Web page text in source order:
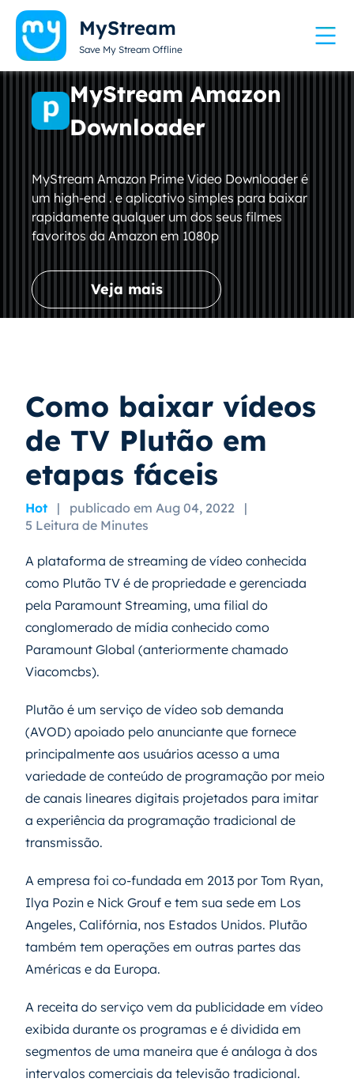
MyStream
Save My Stream Offline
MyStream Amazon
Downloader
MyStream Amazon Prime Video Downloader é
um high-end . e aplicativo simples para baixar
rapidamente qualquer um dos seus filmes
favoritos da Amazon em 1080p
Veja mais
Como baixar vídeos
de TV Plutão em
etapas fáceis
Hot | publicado em Aug 04, 2022
|
5 Leitura de Minutes
A plataforma de streaming de vídeo conhecida
como Plutão TV é de propriedade e gerenciada
pela Paramount Streaming, uma filial do
conglomerado de mídia conhecido como
Paramount Global (anteriormente chamado
Viacomcbs).
Plutão é um serviço de vídeo sob demanda
(AVOD) apoiado pelo anunciante que fornece
principalmente aos usuários acesso a uma
variedade de conteúdo de programação por meio
de canais lineares digitais projetados para imitar
a experiência da programação tradicional de
transmissão.
A empresa foi co-fundada em 2013 por Tom Ryan,
Ilya Pozin e Nick Grouf e tem sua sede em Los
Angeles, Califórnia, nos Estados Unidos. Plutão
também tem operações em outras partes das
Américas e da Europa.
A receita do serviço vem da publicidade em vídeo
exibida durante os programas e é dividida em
segmentos de uma maneira que é análoga à dos
intervalos comerciais da televisão tradicional.